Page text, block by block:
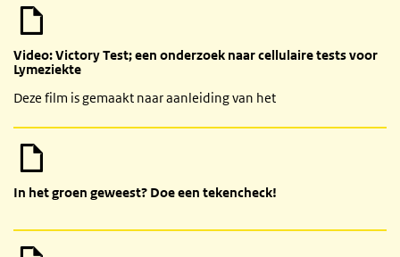
Video: Victory Test; een onderzoek naar cellulaire tests voor
Lymeziekte
Deze film is gemaakt naar aanleiding van het
In het groen geweest? Doe een tekencheck!